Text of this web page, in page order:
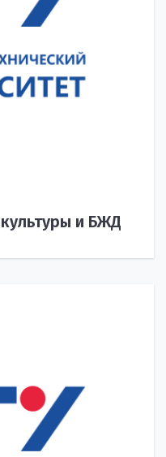
и БЖД